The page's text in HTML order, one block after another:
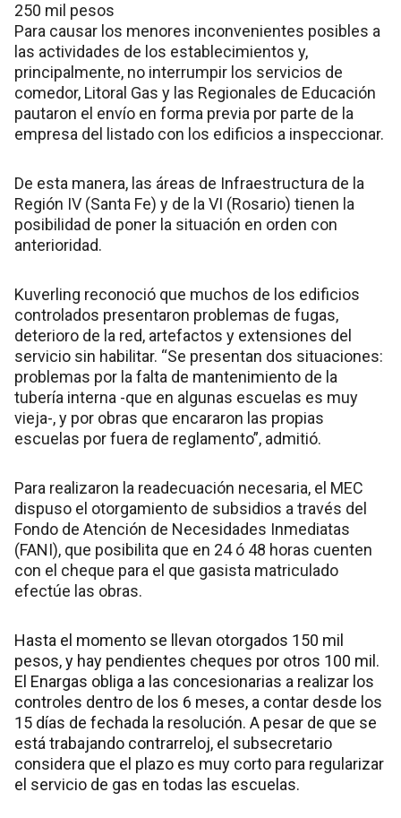
250 mil pesos
Para causar los menores inconvenientes posibles a
las actividades de los establecimientos y,
principalmente, no interrumpir los servicios de
comedor, Litoral Gas y las Regionales de Educación
pautaron el envío en forma previa por parte de la
empresa del listado con los edificios a inspeccionar.
De esta manera, las áreas de Infraestructura de la
Región IV (Santa Fe) y de la VI (Rosario) tienen la
posibilidad de poner la situación en orden con
anterioridad.
Kuverling reconoció que muchos de los edificios
controlados presentaron problemas de fugas,
deterioro de la red, artefactos y extensiones del
servicio sin habilitar. “Se presentan dos situaciones:
problemas por la falta de mantenimiento de la
tubería interna -que en algunas escuelas es muy
vieja-, y por obras que encararon las propias
escuelas por fuera de reglamento”, admitió.
Para realizaron la readecuación necesaria, el MEC
dispuso el otorgamiento de subsidios a través del
Fondo de Atención de Necesidades Inmediatas
(FANI), que posibilita que en 24 ó 48 horas cuenten
con el cheque para el que gasista matriculado
efectúe las obras.
Hasta el momento se llevan otorgados 150 mil
pesos, y hay pendientes cheques por otros 100 mil.
El Enargas obliga a las concesionarias a realizar los
controles dentro de los 6 meses, a contar desde los
15 días de fechada la resolución. A pesar de que se
está trabajando contrarreloj, el subsecretario
considera que el plazo es muy corto para regularizar
el servicio de gas en todas las escuelas.